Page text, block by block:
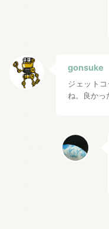
gonsuke
ジェット
ね。良かっ